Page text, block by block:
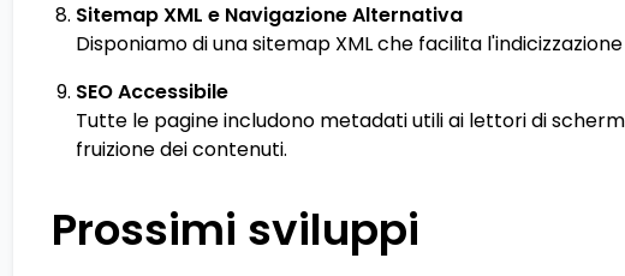
Sitemap XML e Navigazione Alternativa
Disponiamo di una sitemap XML che facilita
SEO Accessibile
Tutte le pagine includono metadati utili ai lettori di
fruizione dei contenuti.
Prossimi sviluppi